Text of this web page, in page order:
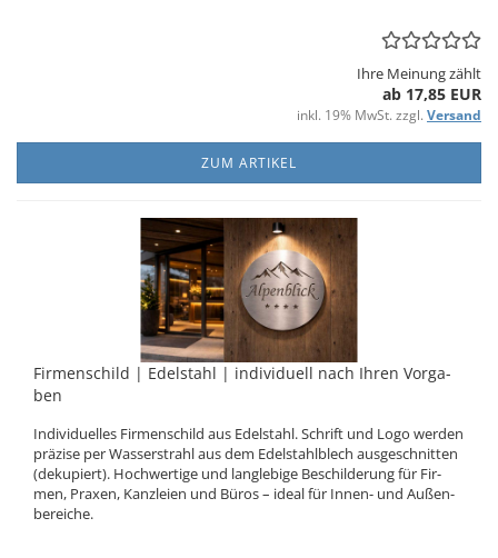
Ihre Meinung zählt
ab 17,85 EUR
inkl. 19% MwSt. zzgl. Versand
ZUM ARTIKEL
Fir­men­schild | Edel­stahl | in­di­vi­du­ell nach Ihren Vor­ga­
ben
In­di­vi­du­el­les Fir­men­schild aus Edel­stahl. Schrift und Logo wer­den
prä­zi­se per Was­ser­strahl aus dem Edel­stahl­blech aus­ge­schnit­ten
(de­ku­piert). Hoch­wer­ti­ge und lang­le­bi­ge Be­schil­de­rung für Fir­
men, Pra­xen, Kanz­lei­en und Büros – ideal für Innen-​ und Au­ßen­
be­rei­che.